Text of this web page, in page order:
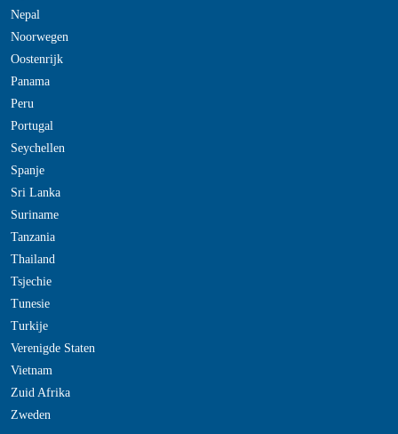
Nepal
Noorwegen
Oostenrijk
Panama
Peru
Portugal
Seychellen
Spanje
Sri Lanka
Suriname
Tanzania
Thailand
Tsjechie
Tunesie
Turkije
Verenigde Staten
Vietnam
Zuid Afrika
Zweden